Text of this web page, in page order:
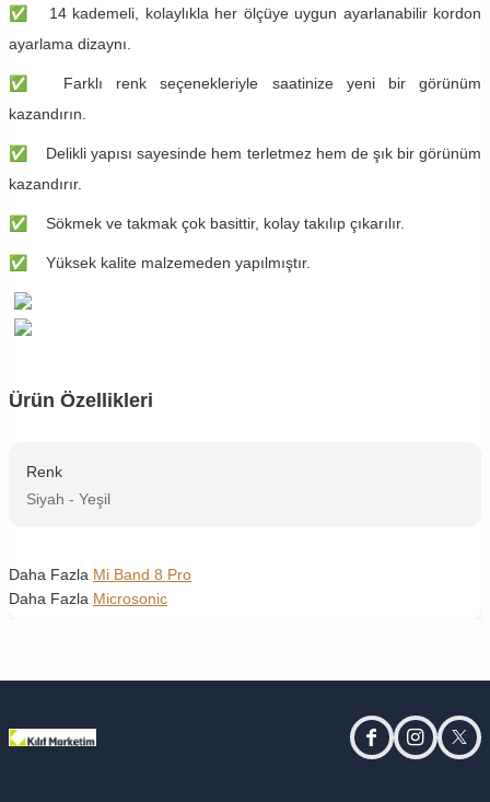
✅ 14 kademeli, kolaylıkla her ölçüye uygun ayarlanabilir kordon
ayarlama dizaynı.
✅ Farklı renk seçenekleriyle saatinize yeni bir görünüm
kazandırın.
✅ Delikli yapısı sayesinde hem terletmez hem de şık bir görünüm
kazandırır.
✅ Sökmek ve takmak çok basittir, kolay takılıp çıkarılır.
✅ Yüksek kalite malzemeden yapılmıştır.
Ürün Özellikleri
Renk
Siyah - Yeşil
Daha Fazla Mi Band 8 Pro
Daha Fazla Microsonic
facebookinstagram